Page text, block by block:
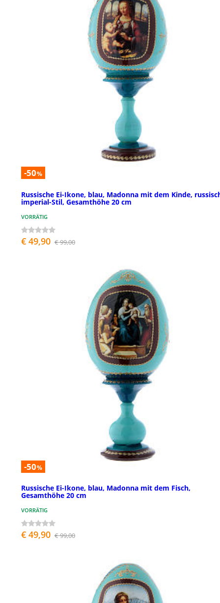
-50%
Russische Ei-Ikone, blau, Madonna mit dem Kinde,
imperial-Stil, Gesamthöhe 20 cm
VORRÄTIG
€ 49,90 € 99,00
-50%
Russische Ei-Ikone, blau, Madonna mit dem Fisch,
Gesamthöhe 20 cm
VORRÄTIG
€ 49,90 € 99,00